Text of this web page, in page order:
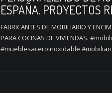
ESPAÑA. PROYECTOS
FABRICANTES DE MOBILIARIO Y
PARA COCINAS DE VIVIENDAS.
#mueblesaceroinoxidable